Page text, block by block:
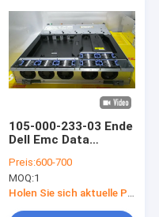
105-000-233-03 Ende
Dell Emc Data
des manuellen
Speicher-Prozessors
Preis:600-700
MOQ:1
Holen Sie sich aktuelle Preis